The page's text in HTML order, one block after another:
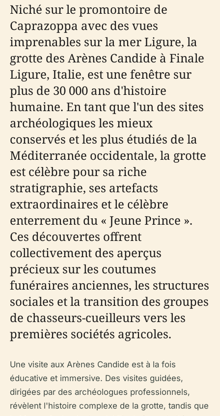
Niché sur le promontoire de
Caprazoppa avec des vues
imprenables sur la mer Ligure, la
grotte des Arènes Candide à Finale
Ligure, Italie, est une fenêtre sur
plus de 30 000 ans d'histoire
humaine. En tant que l'un des sites
archéologiques les mieux
conservés et les plus étudiés de la
Méditerranée occidentale, la grotte
est célèbre pour sa riche
stratigraphie, ses artefacts
extraordinaires et le célèbre
enterrement du « Jeune Prince ».
Ces découvertes offrent
collectivement des aperçus
précieux sur les coutumes
funéraires anciennes, les structures
sociales et la transition des groupes
de chasseurs-cueilleurs vers les
premières sociétés agricoles.
Une visite aux Arènes Candide est à la fois
éducative et immersive. Des visites guidées,
dirigées par des archéologues professionnels,
révèlent l'histoire complexe de la grotte, tandis que